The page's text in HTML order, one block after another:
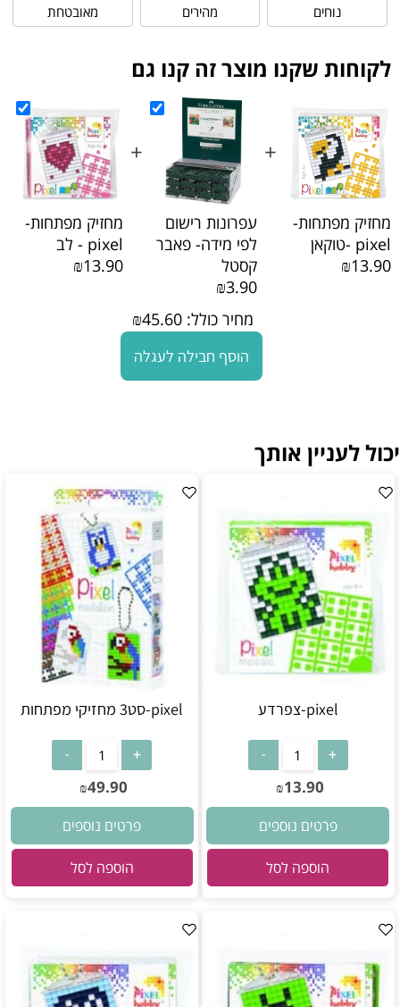
נוחים
מהירים
מאובטחת
לקוחות שקנו מוצר זה קנו גם
מחזיק מפתחות-
pixel -טוקאן
₪13.90
+
עפרונות רישום
לפי מידה- פאבר
קסטל
₪3.90
+
מחזיק מפתחות-
pixel - לב
₪13.90
מחיר כולל: ₪45.60
הוסף חבילה לעגלה
יכול לעניין אותך
pixel-צפרדע
₪13.90
פרטים נוספים
הוספה לסל
pixel-סט3 מחזיקי מפתחות
₪49.90
פרטים נוספים
הוספה לסל